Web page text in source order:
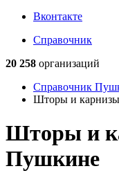
Вконтакте
Справочник
20 258 организаций
Справочник
Шторы и карнизы
Шторы и
Пушкине